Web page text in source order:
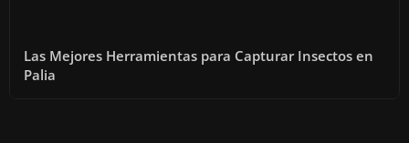
Las Mejores Herramientas para Capturar Insectos en
Palia